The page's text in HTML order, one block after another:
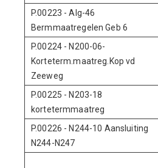
P.00223 - Alg-46
Bermmaatregelen Geb 6
P.00224 - N200-06-
Korteterm.maatreg.Kop vd
Zeeweg
P.00225 - N203-18
kortetermmaatreg
P.00226 - N244-10 Aansluiting
N244-N247